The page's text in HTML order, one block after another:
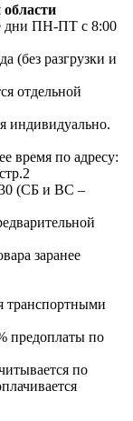
дни ПН-ПТ с 8:00
(без разгрузки и
отдельной
индивидуально.
время по адресу:
(СБ и ВС –
заранее
транспортными
предоплаты по
по